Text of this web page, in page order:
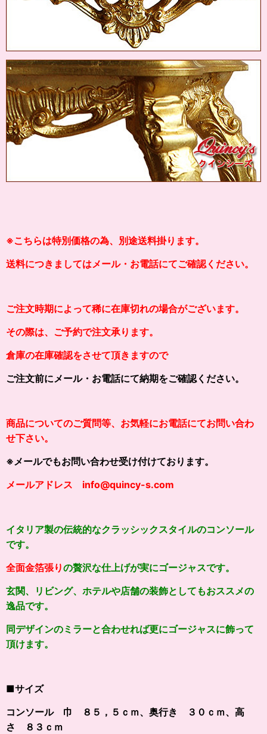
※こちらは特別価格の為、別途送料掛ります。
送料につきましてはメール・お電話にてご確認ください。
ご注文時期によって稀に在庫切れの場合がございます。
その際は、ご予約で注文承ります。
倉庫の在庫確認をさせて頂きますので
ご注文前にメール・お電話にて納期をご確認ください。
商品についてのご質問等、お気軽にお電話にてお問い合わ
せ下さい。
※メールでもお問い合わせ受け付けております。
メールアドレス info@quincy-s.com
イタリア製の伝統的なクラッシックスタイルのコンソール
です。
全面金箔張りの贅沢な仕上げが実にゴージャスです。
玄関、リビング、ホテルや店舗の装飾としてもおススメの
逸品です。
同デザインのミラーと合わせれば更にゴージャスに飾って
頂けます。
■サイズ
コンソール 巾 ８５，５ｃｍ、奥行き ３０ｃｍ、高
さ ８３ｃｍ